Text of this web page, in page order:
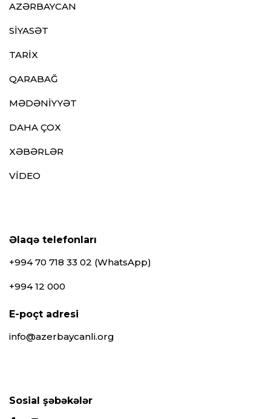
AZƏRBAYCAN
SİYASƏT
TARİX
QARABAĞ
MƏDƏNİYYƏT
DAHA ÇOX
XƏBƏRLƏR
VİDEO
Əlaqə telefonları
+994 70 718 33 02 (WhatsApp)
+994 12 000
E-poçt adresi
info@azerbaycanli.org
Sosial şəbəkələr